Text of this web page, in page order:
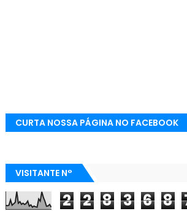
CURTA NOSSA PÁGINA NO FACEBOOK
VISITANTE N°
2 2 8 3 6 8